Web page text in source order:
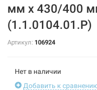
мм x 430/400
(1.1.0104.01.Р)
Артикул: 106924
Нет в наличии
Добавить к